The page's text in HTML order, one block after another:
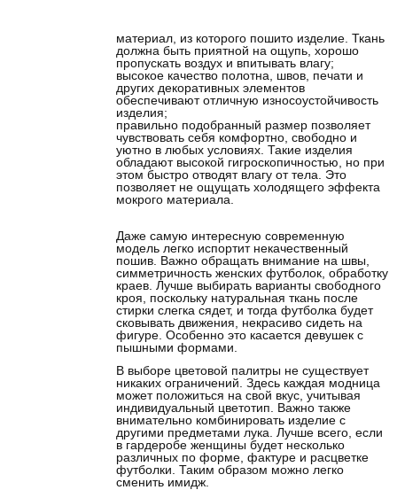
материал, из которого пошито изделие. Ткань
должна быть приятной на ощупь, хорошо
пропускать воздух и впитывать влагу;
высокое качество полотна, швов, печати и
других декоративных элементов
обеспечивают отличную износоустойчивость
изделия;
правильно подобранный размер позволяет
чувствовать себя комфортно, свободно и
уютно в любых условиях. Такие изделия
обладают высокой гигроскопичностью, но при
этом быстро отводят влагу от тела. Это
позволяет не ощущать холодящего эффекта
мокрого материала.
Даже самую интересную современную
модель легко испортит некачественный
пошив. Важно обращать внимание на швы,
симметричность женских футболок, обработку
краев. Лучше выбирать варианты свободного
кроя, поскольку натуральная ткань после
стирки слегка сядет, и тогда футболка будет
сковывать движения, некрасиво сидеть на
фигуре. Особенно это касается девушек с
пышными формами.
В выборе цветовой палитры не существует
никаких ограничений. Здесь каждая модница
может положиться на свой вкус, учитывая
индивидуальный цветотип. Важно также
внимательно комбинировать изделие с
другими предметами лука. Лучше всего, если
в гардеробе женщины будет несколько
различных по форме, фактуре и расцветке
футболки. Таким образом можно легко
сменить имидж.